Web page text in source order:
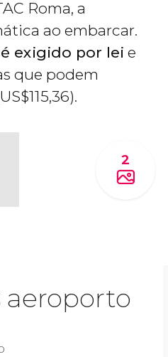
Roma, a
ao embarcar.
exigido por lei e
que podem
US$115,36).
2
aeroporto